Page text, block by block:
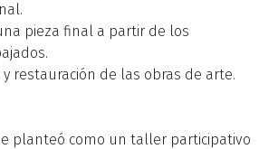
pieza final a partir de los
y restauración de las obras de arte.
planteó como un taller participativo